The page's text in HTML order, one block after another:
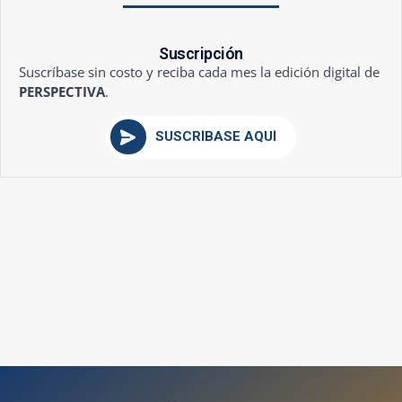
Suscripción
Suscríbase sin costo y reciba cada mes la edición digital de
PERSPECTIVA.
SUSCRÍBASE AQUÍ